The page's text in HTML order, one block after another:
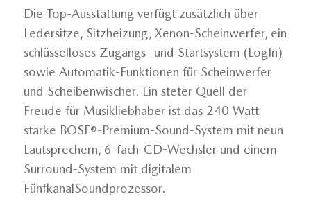
Die Top-Ausstattung verfügt zusätzlich über
Ledersitze, Sitzheizung, Xenon-Scheinwerfer, ein
schlüsselloses Zugangs- und Startsystem (LogIn)
sowie Automatik-Funktionen für Scheinwerfer
und Scheibenwischer. Ein steter Quell der
Freude für Musikliebhaber ist das 240 Watt
starke BOSE®-Premium-Sound-System mit neun
Lautsprechern, 6-fach-CD-Wechsler und einem
Surround-System mit digitalem
FünfkanalSoundprozessor.